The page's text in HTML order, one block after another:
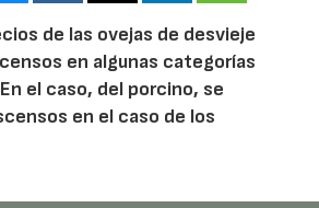
de las ovejas de desvieje
en algunas categorías
el caso, del porcino, se
en el caso de los